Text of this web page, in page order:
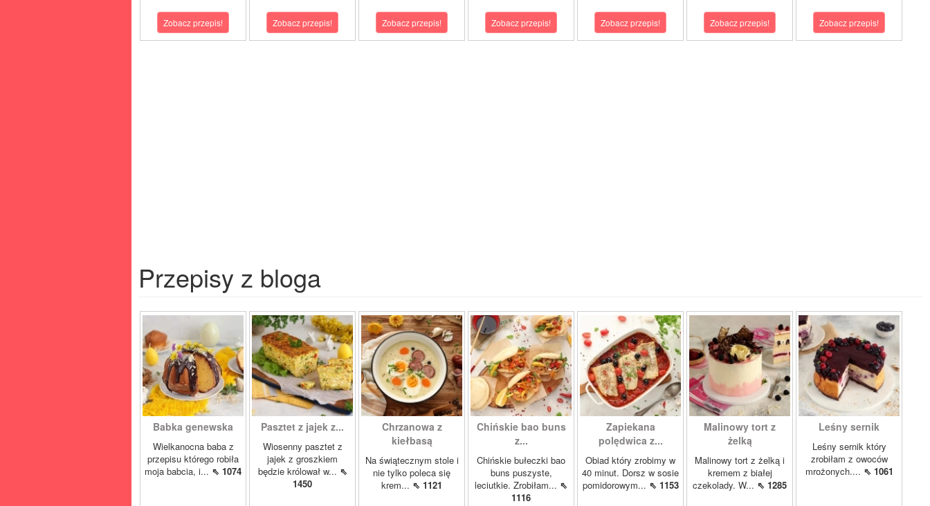
Zobacz przepis! Zobacz przepis! Zobacz przepis! Zobacz przepis! Zobacz przepis! Zobacz przepis! Zobacz przepis!
Przepisy z bloga
Babka genewska
Wielkanocna baba z
przepisu którego robiła
moja babcia, i... ⇖ 1074
Pasztet z jajek z...
Wiosenny pasztet z
jajek z groszkiem
będzie królował w... ⇖
1450
Chrzanowa z
kiełbasą
Na świątecznym stole i
nie tylko poleca się
krem... ⇖ 1121
Chińskie bao buns
z...
Chińskie bułeczki bao
buns puszyste,
leciutkie. Zrobiłam... ⇖
1116
Zapiekana
polędwica z...
Obiad który zrobimy w
40 minut. Dorsz w sosie
pomidorowym... ⇖ 1153
Malinowy tort z
żelką
Malinowy tort z żelką i
kremem z białej
czekolady. W... ⇖ 1285
Leśny sernik
Leśny sernik który
zrobiłam z owoców
mrożonych.... ⇖ 1061